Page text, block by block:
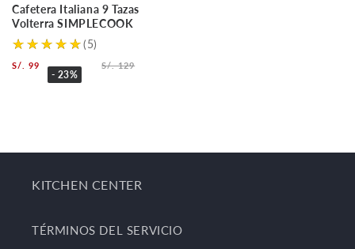
Cafetera Italiana 9 Tazas
Volterra SIMPLECOOK
(5)
S/. 99
- 23%
S/. 129
KITCHEN CENTER
TÉRMINOS DEL SERVICIO